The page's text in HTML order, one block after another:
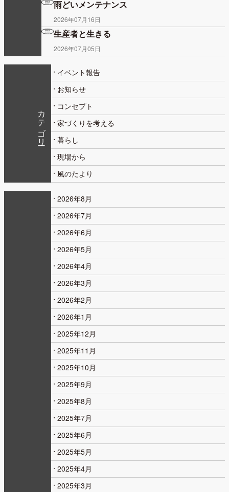
雨どいメンテナンス
2026年07月16日
生産者と生きる
2026年07月05日
カテゴリー
イベント報告
お知らせ
コンセプト
家づくりを考える
暮らし
現場から
風のたより
2026年8月
2026年7月
2026年6月
2026年5月
2026年4月
2026年3月
2026年2月
2026年1月
2025年12月
2025年11月
2025年10月
2025年9月
2025年8月
2025年7月
2025年6月
2025年5月
2025年4月
2025年3月